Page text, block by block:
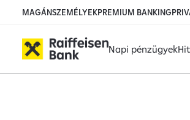
Ugrás a fő tartalomhoz
MAGÁNSZEMÉLYEKPREMIUM BANKING
Napi pénzügyek
Közzétételek -